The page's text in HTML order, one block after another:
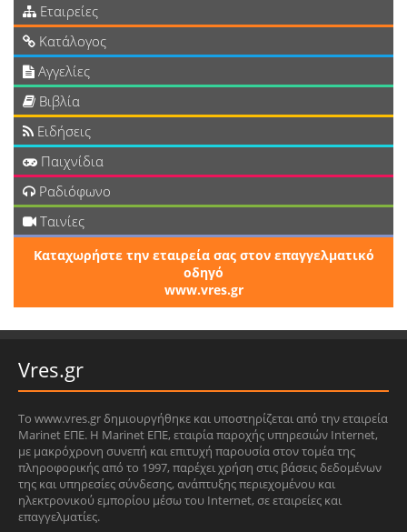
Εταιρείες
Κατάλογος
Αγγελίες
Βιβλία
Ειδήσεις
Παιχνίδια
Ραδιόφωνο
Ταινίες
Καταχωρήστε την εταιρεία σας στον επαγγελματικό
οδηγό
www.vres.gr
Vres.gr
Το www.vres.gr δημιουργήθηκε και υποστηρίζεται από την εταιρεία
Marinet ΕΠΕ. Η Marinet ΕΠΕ, εταιρία παροχής υπηρεσιών Internet,
με μακρόχρονη συνεπή και επιτυχή παρουσία στον τομέα της
πληροφορικής από το 1997, παρέχει χρήση στις βάσεις δεδομένων
της και υπηρεσίες σύνδεσης, ανάπτυξης περιεχομένου και
ηλεκτρονικού εμπορίου μέσω του Internet, σε εταιρείες και
επαγγελματίες.